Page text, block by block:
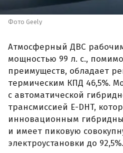
Фото Geely
Атмосферный ДВС
мощностью 99 л. с.,
преимуществ, обладает
термическим КПД 46,5%.
с автоматической
трансмиссией E-DHT,
инновационным
и имеет пиковую
электроустановки до 92,5%.